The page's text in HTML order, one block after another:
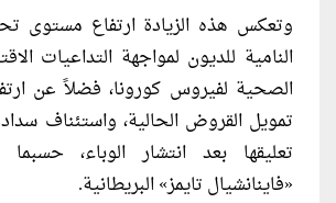
وتعكس هذه الزيادة ارتفاع مستوى
النامية للديون لمواجهة التداعيات
الصحية لفيروس كورونا، فضلاً عن
تمويل القروض الحالية، واستئناف
تعليقها بعد انتشار الوباء،
«فاينانشيال تايمز» البريطانية.